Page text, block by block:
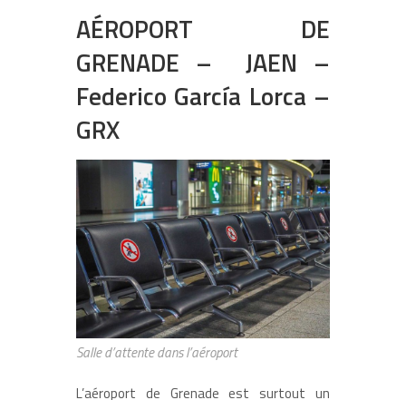
AÉROPORT DE
GRENADE – JAEN –
Federico García Lorca –
GRX
Salle d’attente dans l’aéroport
L’aéroport de Grenade est surtout un